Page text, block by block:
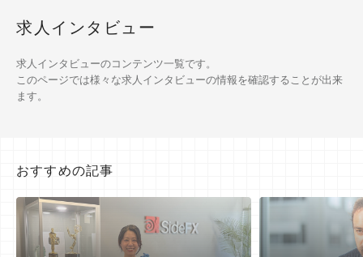
求人インタビュー
求人インタビューのコンテンツ一覧です。
このページでは様々な求人インタビューの情報を確認することが出来
ます。
おすすめの記事